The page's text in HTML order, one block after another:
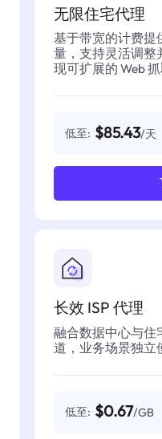
无限住宅代理
基于带宽的计费提
量，支持灵活调整
现可扩展的 Web 抓
低至: $85.43/天
长效 ISP 代理
融合数据中心与住
道，业务场景独立
低至: $0.67/GB